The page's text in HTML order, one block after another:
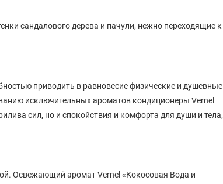
сандалового дерева и пачули, нежно переходящие к
приводить в равновесие физические и душевные
исключительных ароматов кондиционеры Vernel
сил, но и спокойствия и комфорта для души и тела,
Освежающий аромат Vernel «Кокосовая Вода и